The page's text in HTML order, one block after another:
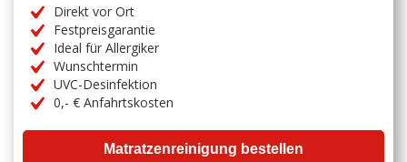
Direkt vor Ort
Festpreisgarantie
Ideal für Allergiker
Wunschtermin
UVC-Desinfektion
0,- € Anfahrtskosten
Matratzenreinigung bestellen